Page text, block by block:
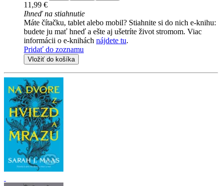
11,99 €
Ihneď na stiahnutie
Máte čítačku, tablet alebo mobil? Stiahnite si do nich e-knihu:
budete ju mať hneď a ešte aj ušetríte život stromom. Viac
informácii o e-knihách nájdete tu.
Pridať do zoznamu
Vložiť do košíka